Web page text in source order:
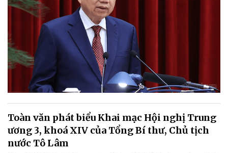
Toàn văn phát biểu Khai mạc Hội nghị Trung
ương 3, khoá XIV của Tổng Bí thư, Chủ tịch
nước Tô Lâm